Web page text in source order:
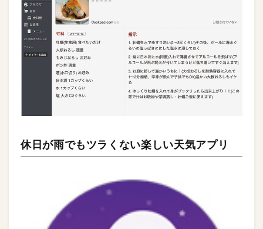
休日が雨でもツラくない楽しい天気アプリ